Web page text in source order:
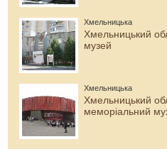
Хмельницька
Хмельницький
музей
Хмельницька
Хмельницький
меморіальний